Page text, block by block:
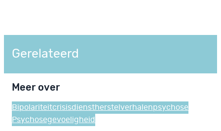
Gerelateerd
Meer over
Bipolariteitcrisisdienstherstelverhalenpsychose
Psychosegevoeligheid